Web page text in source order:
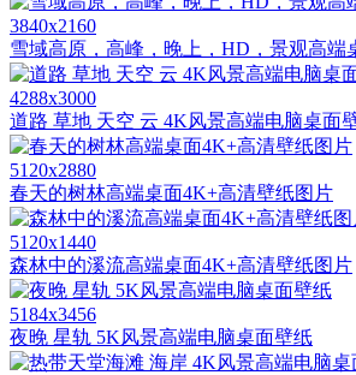
3840x2160
雪域高原，高峰，晚上，HD，景观高端
4288x3000
道路 草地 天空 云 4K风景高端电脑桌面
5120x2880
春天的树林高端桌面4K+高清壁纸图片
5120x1440
森林中的溪流高端桌面4K+高清壁纸图片
5184x3456
夜晚 星轨 5K风景高端电脑桌面壁纸